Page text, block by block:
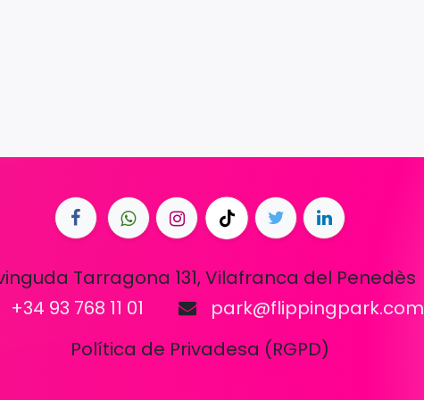
Tarragona 131, Vilafranca del Penedès
+34 93 768 11 01
park@flippingpark.com
Política de Privadesa (RGPD)